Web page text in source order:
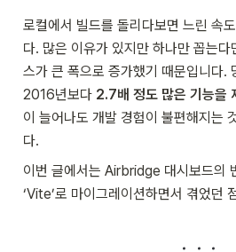
로컬에서 빌드를 돌리다보면 느린 속
다. 많은 이유가 있지만 하나만 꼽는다
스가 큰 폭으로 증가했기 때문입니다.
2016년보다 2.7배 정도 많은 기능을
이 늘어나도 개발 경험이 불편해지는
다.
이번 글에서는 Airbridge 대시보드의
‘Vite’로 마이그레이션하면서 겪었던